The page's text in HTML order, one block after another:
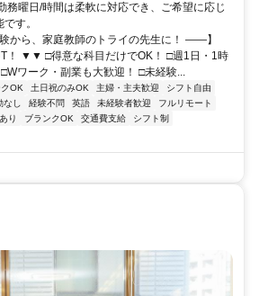
務曜日/時間は柔軟に対応でき、ご希望に応じ
す。
から、家庭教師のトライの先生に！ ――】
！ ▼▼ □得意な科目だけでOK！ □週1日・1時
ワーク・副業も大歓迎！ □未経験...
OK 土日祝のみOK 主婦・主夫歓迎
シフト自由
し 経験不問 英語 未経験者歓迎
フルリモート
り ブランクOK 交通費支給
シフト制